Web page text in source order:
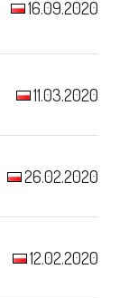
16.09.2020
11.03.2020
26.02.2020
12.02.2020